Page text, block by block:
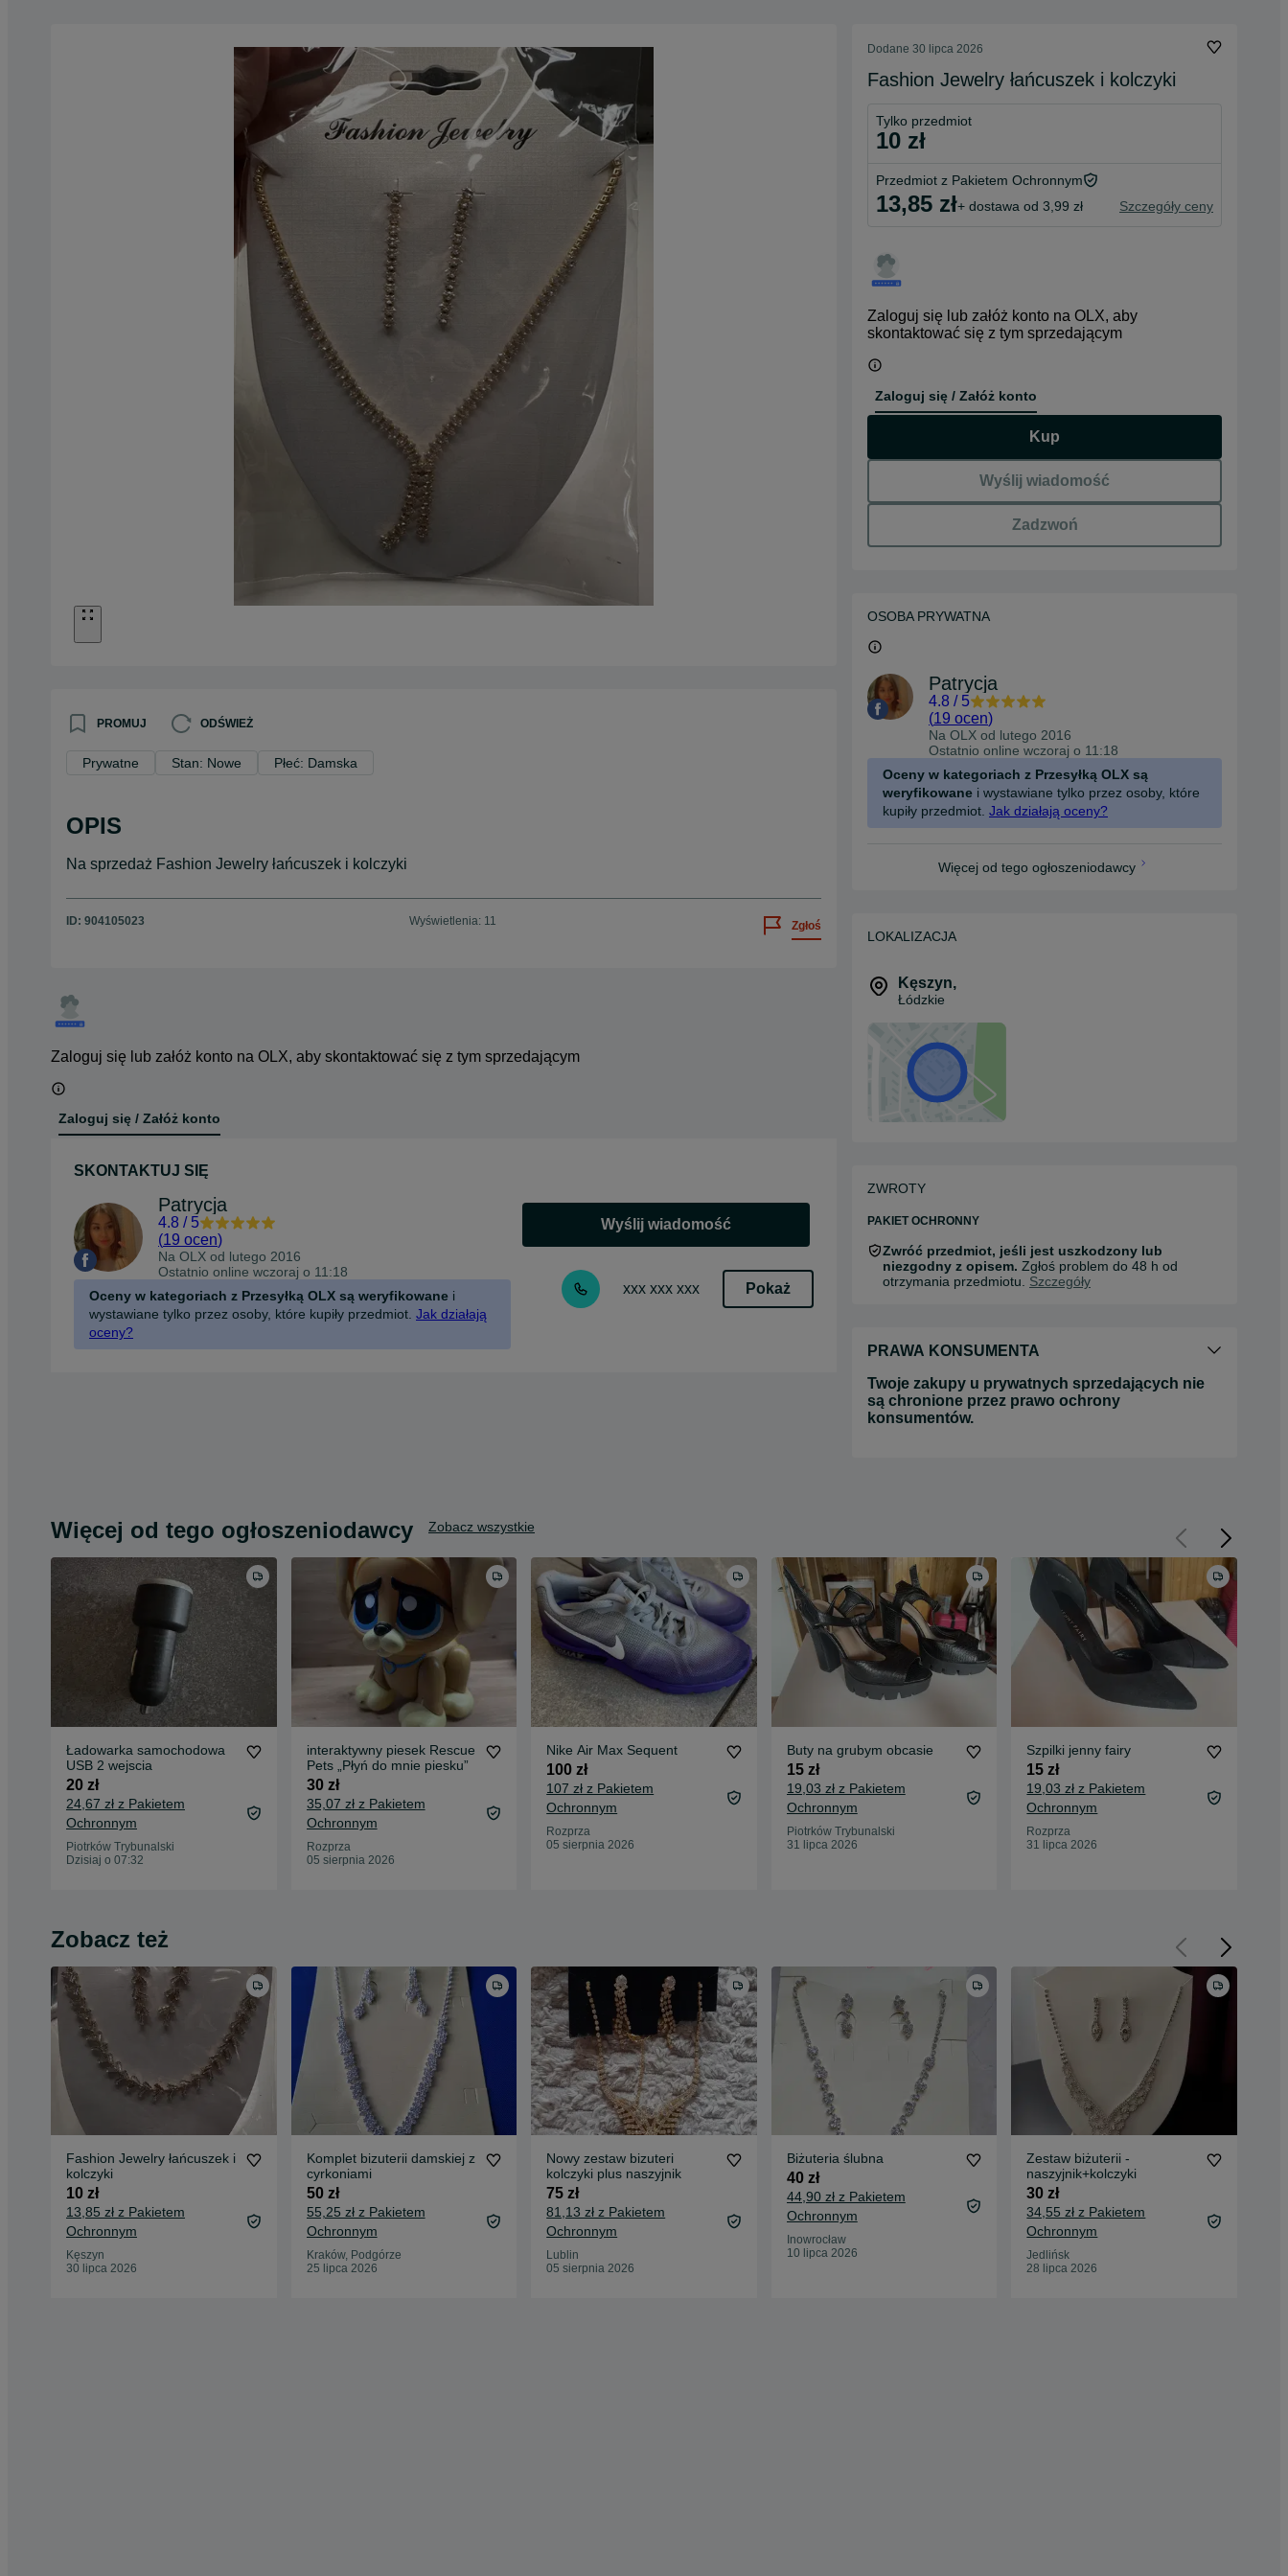
PROMUJ ODŚWIEŻ
Prywatne Stan: Nowe Płeć: Damska
OPIS
Na sprzedaż Fashion Jewelry łańcuszek i kolczyki
ID: 904105023 Wyświetlenia: 11 Zgłoś
Zaloguj się lub załóż konto na OLX, aby skontaktować się z tym sprzedającym
Zaloguj się / Załóż konto
SKONTAKTUJ SIĘ
Patrycja
4.8 / 5
(19 ocen)
Na OLX od lutego 2016
Ostatnio online wczoraj o 11:18
Oceny w kategoriach z Przesyłką OLX są weryfikowane i
wystawiane tylko przez osoby, które kupiły przedmiot. Jak działają
oceny?
Wyślij wiadomość
xxx xxx xxx Pokaż
Dodane 30 lipca 2026
Fashion Jewelry łańcuszek i kolczyki
Tylko przedmiot
10 zł
Przedmiot z Pakietem Ochronnym
13,85 zł+ dostawa od 3,99 zł Szczegóły ceny
Zaloguj się lub załóż konto na OLX, aby
skontaktować się z tym sprzedającym
Zaloguj się / Załóż konto
Kup
Wyślij wiadomość
Zadzwoń
OSOBA PRYWATNA
Patrycja
4.8 / 5
(19 ocen)
Na OLX od lutego 2016
Ostatnio online wczoraj o 11:18
Oceny w kategoriach z Przesyłką OLX są
weryfikowane i wystawiane tylko przez osoby, które
kupiły przedmiot. Jak działają oceny?
Więcej od tego ogłoszeniodawcy
LOKALIZACJA
Kęszyn,
Łódzkie
ZWROTY
PAKIET OCHRONNY
Zwróć przedmiot, jeśli jest uszkodzony lub
niezgodny z opisem. Zgłoś problem do 48 h od
otrzymania przedmiotu. Szczegóły
PRAWA KONSUMENTA
Twoje zakupy u prywatnych sprzedających nie
są chronione przez prawo ochrony
konsumentów.
Więcej od tego ogłoszeniodawcy Zobacz wszystkie
Ładowarka samochodowa
USB 2 wejscia
20 zł
24,67 zł z Pakietem
Ochronnym
Piotrków Trybunalski
Dzisiaj o 07:32
interaktywny piesek Rescue
Pets „Płyń do mnie piesku”
30 zł
35,07 zł z Pakietem
Ochronnym
Rozprza
05 sierpnia 2026
Nike Air Max Sequent
100 zł
107 zł z Pakietem
Ochronnym
Rozprza
05 sierpnia 2026
Buty na grubym obcasie
15 zł
19,03 zł z Pakietem
Ochronnym
Piotrków Trybunalski
31 lipca 2026
Szpilki jenny fairy
15 zł
19,03 zł z Pakietem
Ochronnym
Rozprza
31 lipca 2026
Zobacz też
Fashion Jewelry łańcuszek i
kolczyki
10 zł
13,85 zł z Pakietem
Ochronnym
Kęszyn
30 lipca 2026
Komplet bizuterii damskiej z
cyrkoniami
50 zł
55,25 zł z Pakietem
Ochronnym
Kraków, Podgórze
25 lipca 2026
Nowy zestaw bizuteri
kolczyki plus naszyjnik
75 zł
81,13 zł z Pakietem
Ochronnym
Lublin
05 sierpnia 2026
Biżuteria ślubna
40 zł
44,90 zł z Pakietem
Ochronnym
Inowrocław
10 lipca 2026
Zestaw biżuterii -
naszyjnik+kolczyki
30 zł
34,55 zł z Pakietem
Ochronnym
Jedlińsk
28 lipca 2026